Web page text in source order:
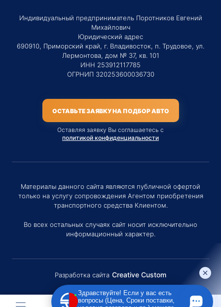
Индивидуальный предприниматель Поротников Евгений
Михайлович
Юридический адрес
690910, Приморский край, г. Владивосток, п. Трудовое, ул.
Лермонтова, дом № 37, кв. 101
ИНН 253912117785
ОГРНИП 320253600036730
ОСТАВЬТЕ ЗАЯВКУ НА ПОДБОР АВТО
Оставляя заявку Вы соглашаетесь с
политикой конфиденциальности
Материалы данного сайта являются публичной офертой
только на услугу сопровождения Агентом приобретения
транспортного средства Клиентом.
Во всех остальных случаях сайт носит исключительно
информационный характер.
Разработка сайта Creative Custom
Здравствуйте! Если у вас есть
вопросы (Цена, Сроки поставки,